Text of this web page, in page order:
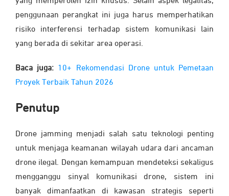
penggunaan perangkat ini juga harus memperhatikan
risiko interferensi terhadap sistem komunikasi lain
yang berada di sekitar area operasi.
Baca juga: 10+ Rekomendasi Drone untuk Pemetaan
Proyek Terbaik Tahun 2026
Penutup
Drone jamming menjadi salah satu teknologi penting
untuk menjaga keamanan wilayah udara dari ancaman
drone ilegal. Dengan kemampuan mendeteksi sekaligus
mengganggu sinyal komunikasi drone, sistem ini
banyak dimanfaatkan di kawasan strategis seperti